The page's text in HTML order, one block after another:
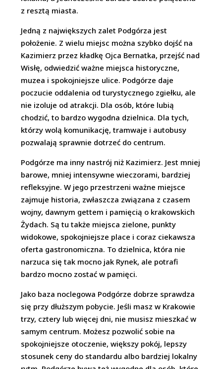
z resztą miasta.
Jedną z największych zalet Podgórza jest
położenie. Z wielu miejsc można szybko dojść na
Kazimierz przez kładkę Ojca Bernatka, przejść nad
Wisłę, odwiedzić ważne miejsca historyczne,
muzea i spokojniejsze ulice. Podgórze daje
poczucie oddalenia od turystycznego zgiełku, ale
nie izoluje od atrakcji. Dla osób, które lubią
chodzić, to bardzo wygodna dzielnica. Dla tych,
którzy wolą komunikację, tramwaje i autobusy
pozwalają sprawnie dotrzeć do centrum.
Podgórze ma inny nastrój niż Kazimierz. Jest mniej
barowe, mniej intensywne wieczorami, bardziej
refleksyjne. W jego przestrzeni ważne miejsce
zajmuje historia, zwłaszcza związana z czasem
wojny, dawnym gettem i pamięcią o krakowskich
Żydach. Są tu także miejsca zielone, punkty
widokowe, spokojniejsze place i coraz ciekawsza
oferta gastronomiczna. To dzielnica, która nie
narzuca się tak mocno jak Rynek, ale potrafi
bardzo mocno zostać w pamięci.
Jako baza noclegowa Podgórze dobrze sprawdza
się przy dłuższym pobycie. Jeśli masz w Krakowie
trzy, cztery lub więcej dni, nie musisz mieszkać w
samym centrum. Możesz pozwolić sobie na
spokojniejsze otoczenie, większy pokój, lepszy
stosunek ceny do standardu albo bardziej lokalny